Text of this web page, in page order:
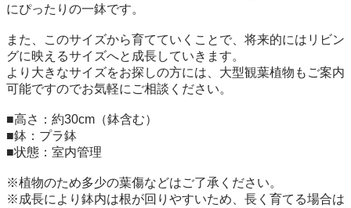
にぴったりの一鉢です。
また、このサイズから育てていくことで、将来的にはリビン
グに映えるサイズへと成長していきます。
より大きなサイズをお探しの方には、大型観葉植物もご案内
可能ですのでお気軽にご相談ください。
■高さ：約30cm（鉢含む）
■鉢：プラ鉢
■状態：室内管理
※植物のため多少の葉傷などはご了承ください。
※成長により鉢内は根が回りやすいため、長く育てる場合は